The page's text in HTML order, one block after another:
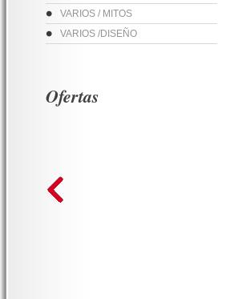
VARIOS / MITOS
VARIOS /DISEÑO
Ofertas